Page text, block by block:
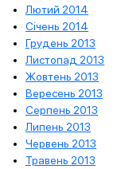
Лютий 2014
Січень 2014
Грудень 2013
Листопад 2013
Жовтень 2013
Вересень 2013
Серпень 2013
Липень 2013
Червень 2013
Травень 2013